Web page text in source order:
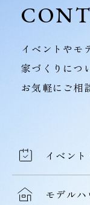
イベントやモ
家づくりにつ
お気軽にご相
イベン
モデル